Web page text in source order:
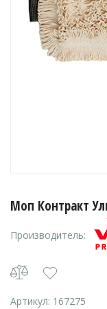
Моп Контракт
Производитель:
Артикул: 167275